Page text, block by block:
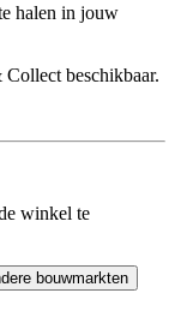
halen in jouw
beschikbaar.
winkel te
bouwmarkten